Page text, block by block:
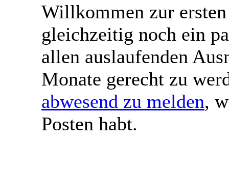
Willkommen zur
gleichzeitig noch ein
allen auslaufenden
Monate gerecht zu
abwesend zu melden,
Posten habt.